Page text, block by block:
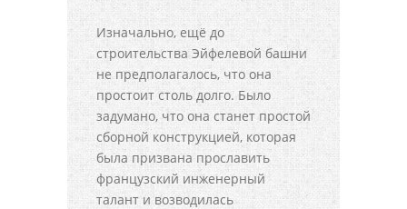
Изначально, ещё до
строительства Эйфелевой башни
не предполагалось, что она
простоит столь долго. Было
задумано, что она станет простой
сборной конструкцией, которая
была призвана прославить
французский инженерный
талант и возводилась